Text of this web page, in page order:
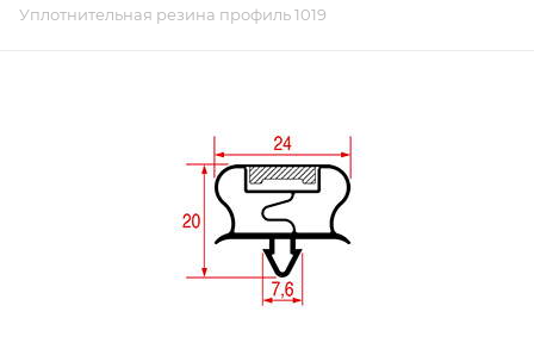
Уплотнительная резина профиль 1019